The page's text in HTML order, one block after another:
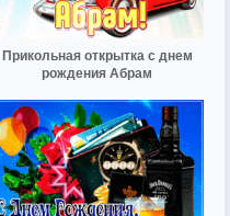
Прикольная открытка с днем
рождения Абрам